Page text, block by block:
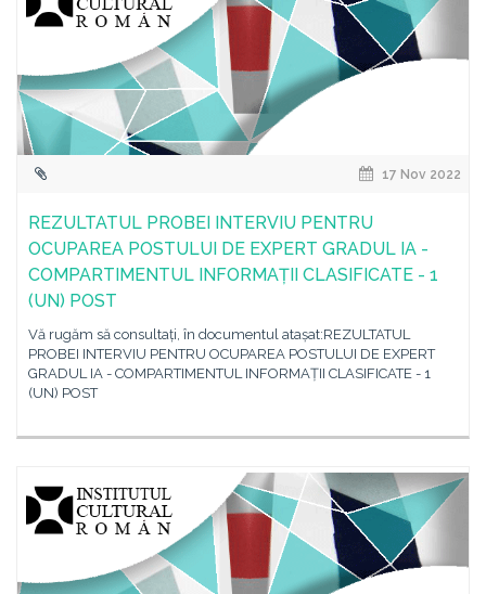
17 Nov 2022
REZULTATUL PROBEI INTERVIU PENTRU
OCUPAREA POSTULUI DE EXPERT GRADUL IA -
COMPARTIMENTUL INFORMAȚII CLASIFICATE - 1
(UN) POST
Vă rugăm să consultați, în documentul atașat:REZULTATUL
PROBEI INTERVIU PENTRU OCUPAREA POSTULUI DE EXPERT
GRADUL IA - COMPARTIMENTUL INFORMAȚII CLASIFICATE - 1
(UN) POST